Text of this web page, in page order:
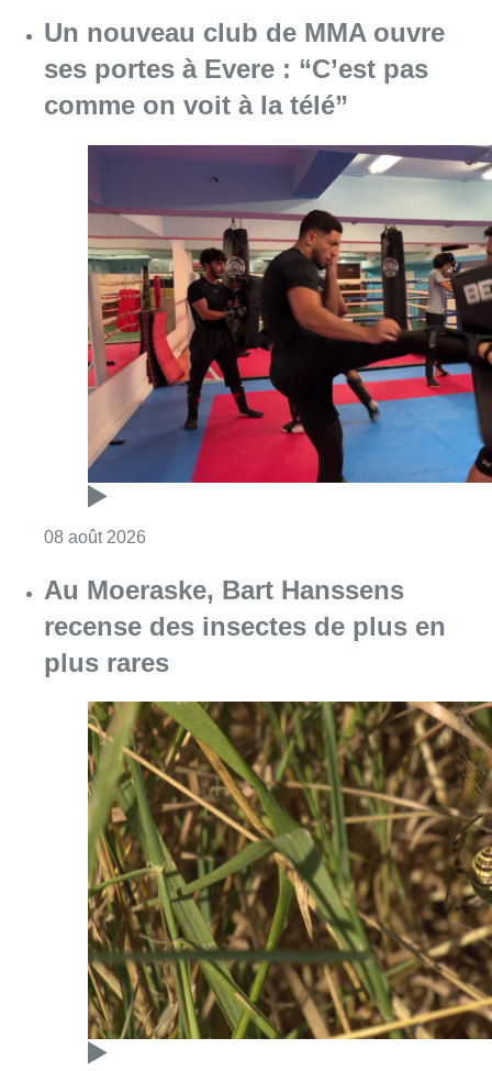
08 août 2026Consulter l'article "Un nouveau club de
Au Moeraske, Bart Hanssens
recense des insectes de plus en
plus rares
08 août 2026Consulter l'article "Au Moeraske, Bart
Marathon de contrôles de vitesse
ce week-end: “Une moto a été
flashée à 121 km/h sur l’avenue de
Tervuren”